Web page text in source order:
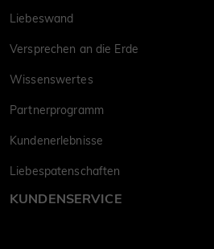
Liebeswand
Versprechen an die Erde
Wissenswertes
Partnerprogramm
Kundenerlebnisse
Liebespatenschaften
KUNDENSERVICE